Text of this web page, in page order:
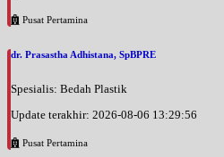
Pusat Pertamina
dr. Prasastha Adhistana, SpBPRE
Spesialis: Bedah Plastik
Update terakhir: 2026-08-06 13:29:56
Pusat Pertamina